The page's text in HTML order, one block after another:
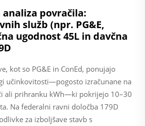
povračila:
služb (npr. PG&E,
ugodnost 45L in davčna
kot so PG&E in ConEd, ponujajo
učinkovitosti—pogosto izračunane na
ali prihranku kWh—ki pokrijejo 10–30
Na federalni ravni določba 179D
za izboljšave stavb s